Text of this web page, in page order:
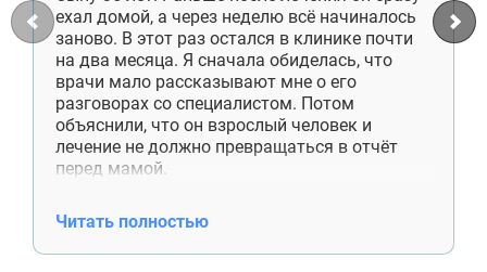
ехал домой, а через неделю всё начиналось
заново. В этот раз остался в клинике почти
на два месяца. Я сначала обиделась, что
врачи мало рассказывают мне о его
разговорах со специалистом. Потом
объяснили, что он взрослый человек и
лечение не должно превращаться в отчёт
перед мамой.
работает, приезжает к нам по выходным.
Денег больше не просит. Недавно сам купил
отцу лекарства, хотя раньше даже не
Читать полностью